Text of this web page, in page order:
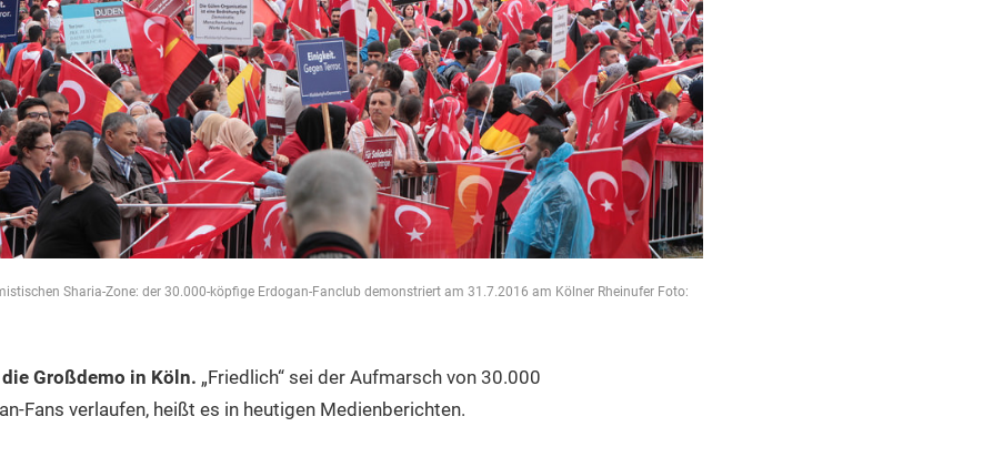
Sharia-Zone: der 30.000-köpfige Erdogan-Fanclub demonstriert am 31.7.2016 am Kölner Rheinufer Foto:
Großdemo in Köln. „Friedlich“ sei der Aufmarsch von 30.000
Fans verlaufen, heißt es in heutigen Medienberichten.